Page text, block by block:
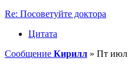
Re: Посоветуйте доктора
Цитата
Сообщение Кирилл » Пт июл